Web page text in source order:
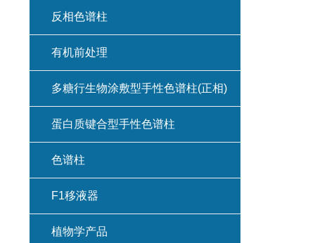
反相色谱柱
有机前处理
多糖行生物涂敷型手性色谱柱(正相)
蛋白质键合型手性色谱柱
色谱柱
F1移液器
植物学产品